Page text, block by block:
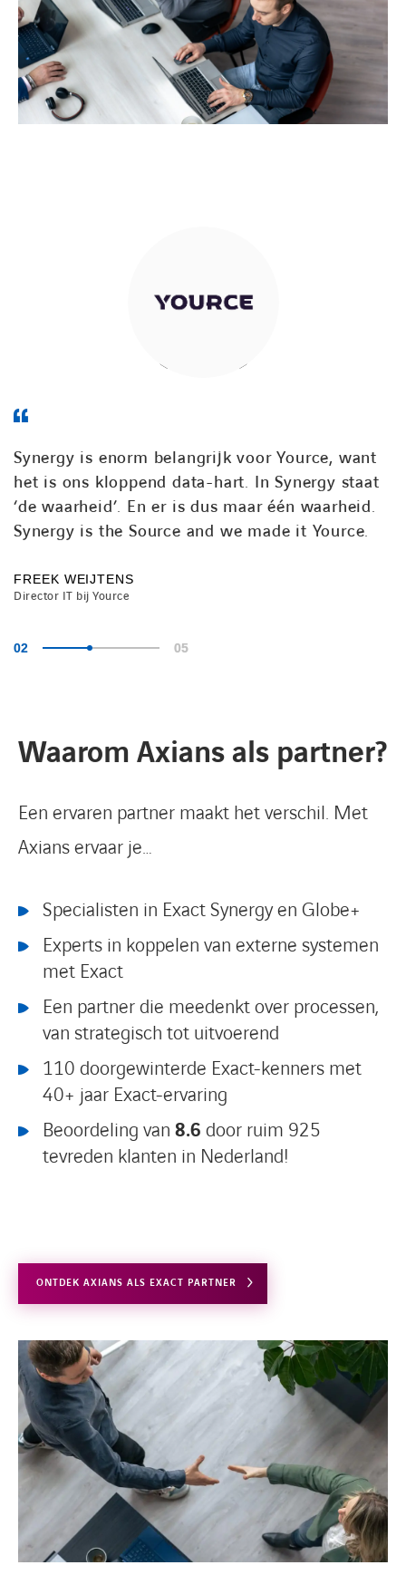
Synergy is enorm belangrijk voor Yource, want
het is ons kloppend data-hart. In Synergy staat
‘de waarheid’. En er is dus maar één waarheid.
Synergy is the Source and we made it Yource.
FREEK WEIJTENS
Director IT bij Yource
Waarom Axians als partner?
Een ervaren partner maakt het verschil. Met
Axians ervaar je…
Specialisten in Exact Synergy en Globe+
Experts in koppelen van externe systemen
met Exact
Een partner die meedenkt over processen,
van strategisch tot uitvoerend
110 doorgewinterde Exact-kenners met
40+ jaar Exact-ervaring
Beoordeling van 8.6 door ruim 925
tevreden klanten in Nederland!
ONTDEK AXIANS ALS EXACT PARTNER